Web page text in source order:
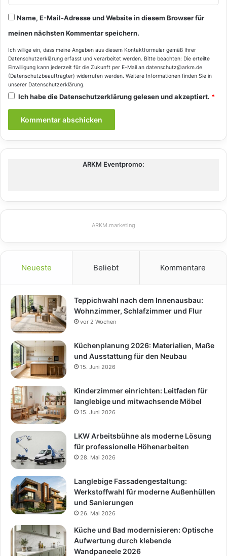
Name, E-Mail-Adresse und Website in diesem Browser für
meinen nächsten Kommentar speichern.
Ich willige ein, dass meine Angaben aus diesem Kontaktformular gemäß Ihrer
Datenschutzerklärung erfasst und verarbeitet werden. Bitte beachten: Die erteilte
Einwilligung kann jederzeit für die Zukunft per E-Mail an datenschutz@arkm.de
(Datenschutzbeauftragter) widerrufen werden. Weitere Informationen finden Sie in
unserer Datenschutzerklärung.
Ich habe dieDatenschutzerklärunggelesen und akzeptiert. *
ARKM Eventpromo:
ARKM.marketing
Neueste Beliebt Kommentare
Teppichwahl nach dem Innenausbau:
Wohnzimmer, Schlafzimmer und Flur
vor 2 Wochen
Küchenplanung 2026: Materialien, Maße
und Ausstattung für den Neubau
15. Juni 2026
Kinderzimmer einrichten: Leitfaden für
langlebige und mitwachsende Möbel
15. Juni 2026
LKW Arbeitsbühne als moderne Lösung
für professionelle Höhenarbeiten
28. Mai 2026
Langlebige Fassadengestaltung:
Werkstoffwahl für moderne Außenhüllen
und Sanierungen
26. Mai 2026
Küche und Bad modernisieren: Optische
Aufwertung durch klebende
Wandpaneele 2026